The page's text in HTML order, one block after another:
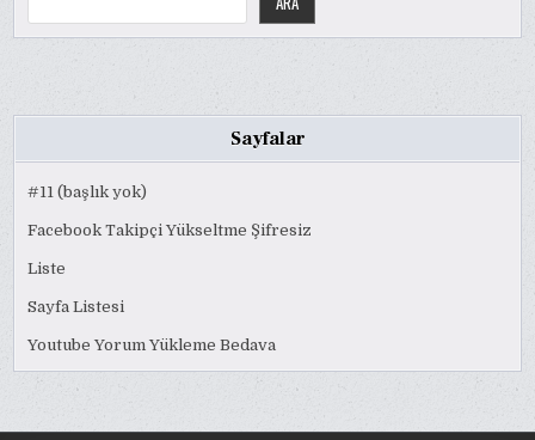
Sayfalar
#11 (başlık yok)
Facebook Takipçi Yükseltme Şifresiz
Liste
Sayfa Listesi
Youtube Yorum Yükleme Bedava